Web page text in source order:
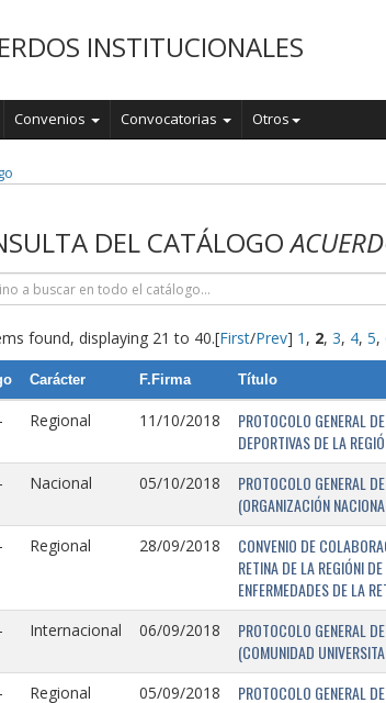
INSTITUCIONALES
Convenios Convocatorias Otros
DEL CATÁLOGO
found, displaying 21 to 40.[First/Prev] 1 , 2, 3, 4, 5,
Carácter F.Firma Título
Regional 11/10/2018
PROTOCOLO GENERAL
DEPORTIVAS DE LA
Nacional 05/10/2018
PROTOCOLO GENERAL
(ORGANIZACIÓN
Regional 28/09/2018
CONVENIO DE
RETINA DE LA REGIÓNI
ENFERMEDADES DE LA
Internacional 06/09/2018
PROTOCOLO GENERAL
(COMUNIDAD
Regional 05/09/2018
PROTOCOLO GENERAL